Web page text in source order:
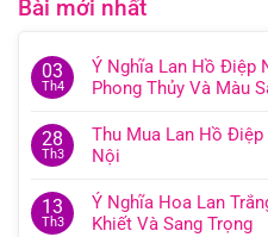
Bài mới nhất
03
Th4
Ý Nghĩa Lan Hồ Điệp
Phong Thủy Và Màu
28
Th3
Thu Mua Lan Hồ
Nội
13
Th3
Ý Nghĩa Hoa Lan
Khiết Và Sang Trọng